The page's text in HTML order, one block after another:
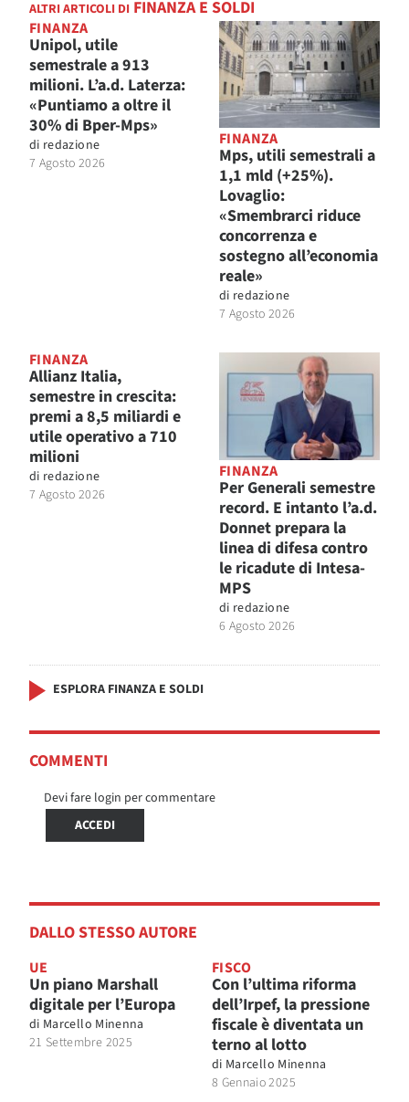
ALTRI ARTICOLI DI FINANZA E SOLDI
FINANZA
Unipol, utile
semestrale a 913
milioni. L’a.d. Laterza:
«Puntiamo a oltre il
30% di Bper-Mps»
di redazione
7 Agosto 2026
FINANZA
Mps, utili semestrali a
1,1 mld (+25%).
Lovaglio:
«Smembrarci riduce
concorrenza e
sostegno all’economia
reale»
di redazione
7 Agosto 2026
FINANZA
Allianz Italia,
semestre in crescita:
premi a 8,5 miliardi e
utile operativo a 710
milioni
di redazione
7 Agosto 2026
FINANZA
Per Generali semestre
record. E intanto l’a.d.
Donnet prepara la
linea di difesa contro
le ricadute di Intesa-
MPS
di redazione
6 Agosto 2026
ESPLORA FINANZA E SOLDI
COMMENTI
Devi fare login per commentare
ACCEDI
DALLO STESSO AUTORE
UE
Un piano Marshall
digitale per l’Europa
di Marcello Minenna
21 Settembre 2025
FISCO
Con l’ultima riforma
dell’Irpef, la pressione
fiscale è diventata un
terno al lotto
di Marcello Minenna
8 Gennaio 2025